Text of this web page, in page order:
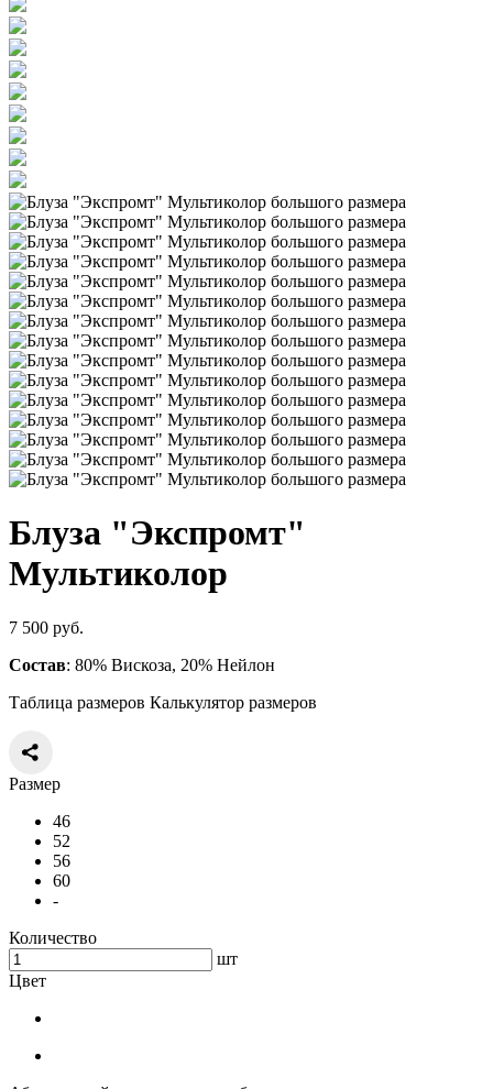
Блуза "Экспромт"
Мультиколор
7 500 руб.
Состав: 80% Вискоза, 20% Нейлон
Таблица размеров Калькулятор размеров
Размер
46
52
56
60
-
Количество
шт
Цвет